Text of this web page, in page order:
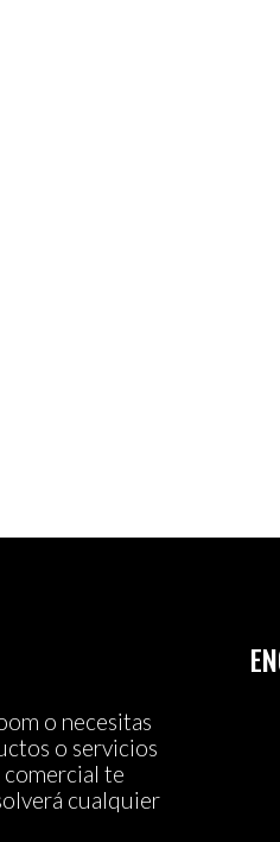
o necesitas
o servicios
te
cualquier